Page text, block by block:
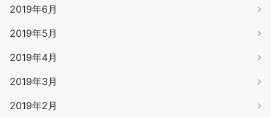
2019年6月
2019年5月
2019年4月
2019年3月
2019年2月